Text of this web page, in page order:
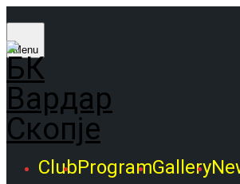
Menu
ClubProgramGallery